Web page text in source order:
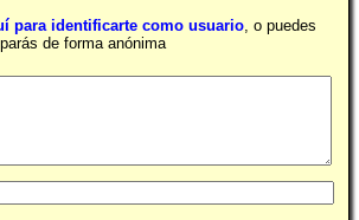
para identificarte como usuario, o puedes
de forma anónima